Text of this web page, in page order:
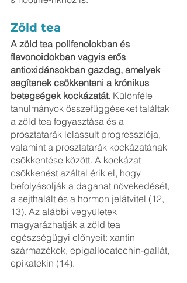
Zöld tea
A zöld tea polifenolokban és
flavonoidokban vagyis erős
antioxidánsokban gazdag, amelyek
segítenek csökkenteni a krónikus
betegségek kockázatát. Különféle
tanulmányok összefüggéseket találtak
a zöld tea fogyasztása és a
prosztatarák lelassult progressziója,
valamint a prosztatarák kockázatának
csökkentése között. A kockázat
csökkenést azáltal érik el, hogy
befolyásolják a daganat növekedését,
a sejthalált és a hormon jelátvitel (12,
13). Az alábbi vegyületek
magyarázhatják a zöld tea
egészségügyi előnyeit: xantin
származékok, epigallocatechin-gallát,
epikatekin (14).